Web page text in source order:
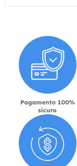
Pagamento 100%
sicuro